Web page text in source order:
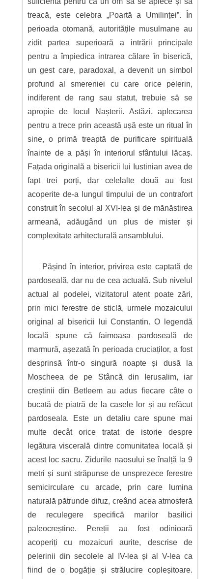
treacă, este celebra „Poartă a Umilinței”. În
perioada otomană, autoritățile musulmane au
zidit partea superioară a intrării principale
pentru a împiedica intrarea călare în biserică,
un gest care, paradoxal, a devenit un simbol
profund al smereniei cu care orice pelerin,
indiferent de rang sau statut, trebuie să se
apropie de locul Nașterii. Astăzi, aplecarea
pentru a trece prin această ușă este un ritual în
sine, o primă treaptă de purificare spirituală
înainte de a păși în interiorul sfântului lăcaș.
Fațada originală a bisericii lui Iustinian avea de
fapt trei porți, dar celelalte două au fost
acoperite de-a lungul timpului de un contrafort
construit în secolul al XVI-lea și de mănăstirea
armeană, adăugând un plus de mister și
complexitate arhitecturală ansamblului.
Pășind în interior, privirea este captată de
pardoseală, dar nu de cea actuală. Sub nivelul
actual al podelei, vizitatorul atent poate zări,
prin mici ferestre de sticlă, urmele mozaicului
original al bisericii lui Constantin. O legendă
locală spune că faimoasa pardoseală de
marmură, așezată în perioada cruciaților, a fost
desprinsă într-o singură noapte și dusă la
Moscheea de pe Stâncă din Ierusalim, iar
creștinii din Betleem au adus fiecare câte o
bucată de piatră de la casele lor și au refăcut
pardoseala. Este un detaliu care spune mai
multe decât orice tratat de istorie despre
legătura viscerală dintre comunitatea locală și
acest loc sacru. Zidurile naosului se înalță la 9
metri și sunt străpunse de unsprezece ferestre
semicirculare cu arcade, prin care lumina
naturală pătrunde difuz, creând acea atmosferă
de reculegere specifică marilor basilici
paleocreștine. Pereții au fost odinioară
acoperiți cu mozaicuri aurite, descrise de
pelerinii din secolele al IV-lea și al V-lea ca
fiind de o bogăție și strălucire copleșitoare.